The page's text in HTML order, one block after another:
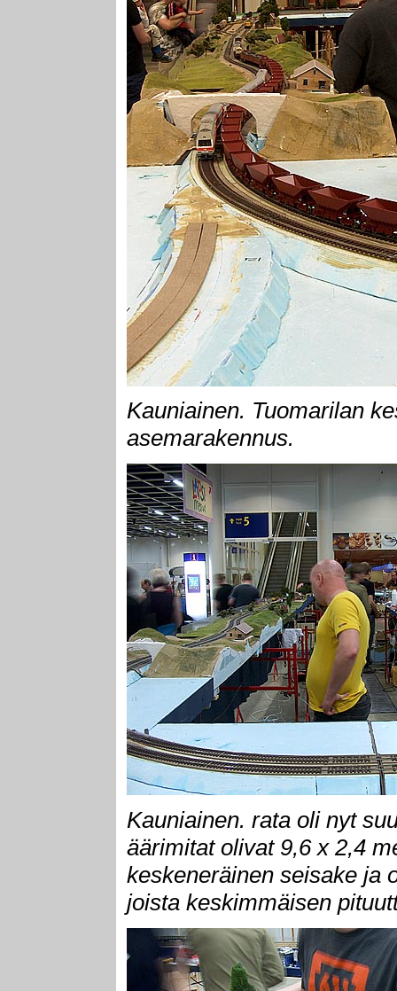
Kauniainen. Tuomarilan
asemarakennus.
Kauniainen. rata oli nyt
äärimitat olivat 9,6 x 2,4
keskeneräinen seisake ja
joista keskimmäisen